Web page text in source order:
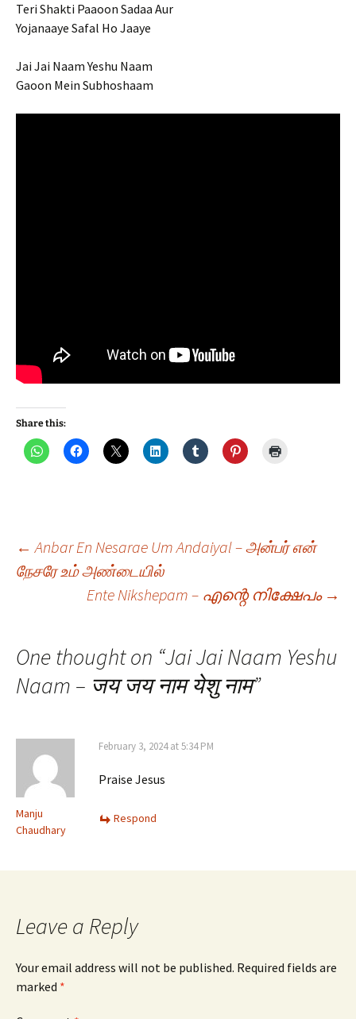
Teri Shakti Paaoon Sadaa Aur
Yojanaaye Safal Ho Jaaye
Jai Jai Naam Yeshu Naam
Gaoon Mein Subhoshaam
Share this:
Post
navigation
← Anbar En Nesarae Um Andaiyal – அன்பர் என்
நேசரே உம் அண்டையில்
Ente Nikshepam – എന്റെ നിക്ഷേപം →
One thought on “Jai Jai Naam Yeshu
Naam – जय जय नाम येशु नाम”
Manju
Chaudhary
February 3, 2024 at 5:34 PM
Praise Jesus
Respond
Leave a Reply
Your email address will not be published. Required fields are
marked *